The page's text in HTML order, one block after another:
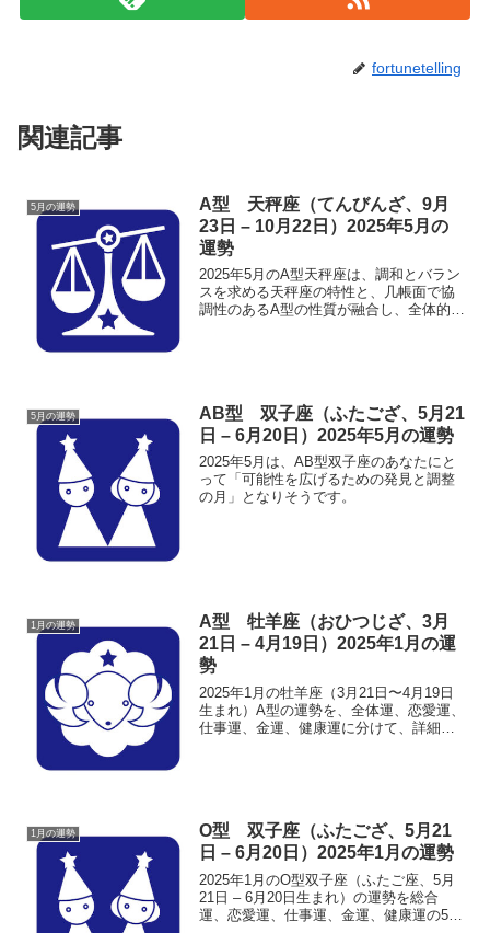
fortunetelling
関連記事
5月の運勢
A型 天秤座（てんびんざ、9月
23日 – 10月22日）2025年5月の
運勢
2025年5月のA型天秤座は、調和とバラン
スを求める天秤座の特性と、几帳面で協
調性のあるA型の性質が融合し、全体的に
5月の運勢
AB型 双子座（ふたござ、5月21
日 – 6月20日）2025年5月の運勢
2025年5月は、AB型双子座のあなたにと
って「可能性を広げるための発見と調整
の月」となりそうです。
1月の運勢
A型 牡羊座（おひつじざ、3月
21日 – 4月19日）2025年1月の運
勢
2025年1月の牡羊座（3月21日〜4月19日
生まれ）A型の運勢を、全体運、恋愛運、
仕事運、金運、健康運に分けて、詳細に
1月の運勢
O型 双子座（ふたござ、5月21
日 – 6月20日）2025年1月の運勢
2025年1月のO型双子座（ふたご座、5月
21日 – 6月20日生まれ）の運勢を総合
運、恋愛運、仕事運、金運、健康運の5つ